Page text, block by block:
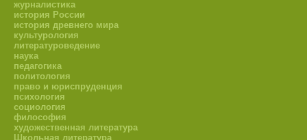
журналистика
история России
история древнего мира
культурология
литературоведение
наука
педагогика
политология
право и юриспруденция
психология
социология
философия
художественная литература
Школьная литература